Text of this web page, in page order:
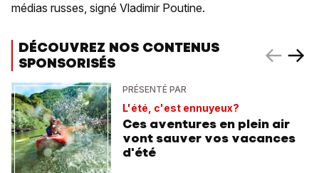
médias russes, signé Vladimir Poutine.
DÉCOUVREZ NOS CONTENUS
SPONSORISÉS
PRÉSENTÉ PAR
L'été, c'est ennuyeux?
Ces aventures en plein air
vont sauver vos vacances
d'été